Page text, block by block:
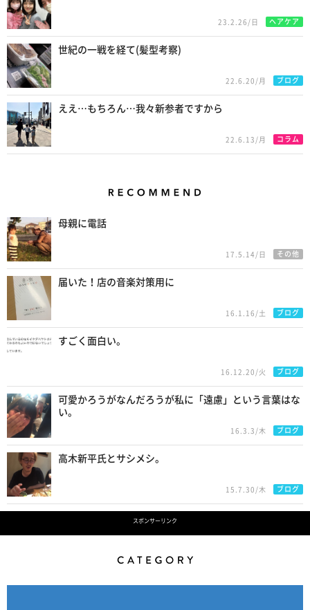
23.2.26/日 ヘアケア
世紀の一戦を経て(髪型考察)
22.6.20/月 ブログ
ええ…もちろん…我々新参者ですから
22.6.13/月 コラム
母親に電話
17.5.14/日 その他
届いた！店の音楽対策用に
16.1.16/土 ブログ
すごく面白い。
16.12.20/火 ブログ
可愛かろうがなんだろうが私に「遠慮」という言葉はな
い。
16.3.3/木 ブログ
高木新平氏とサシメシ。
15.7.30/木 ブログ
スポンサーリンク